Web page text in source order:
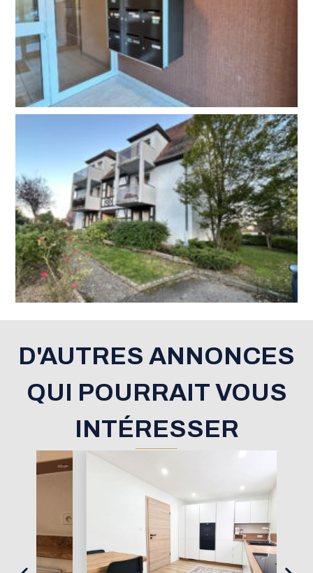
D'AUTRES ANNONCES
QUI POURRAIT VOUS
INTÉRESSER